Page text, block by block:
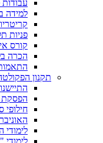
עבודות
למידה
פניות
קורס
הכרה
תקנון
הפסקת